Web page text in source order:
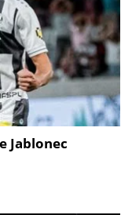
Jablonec